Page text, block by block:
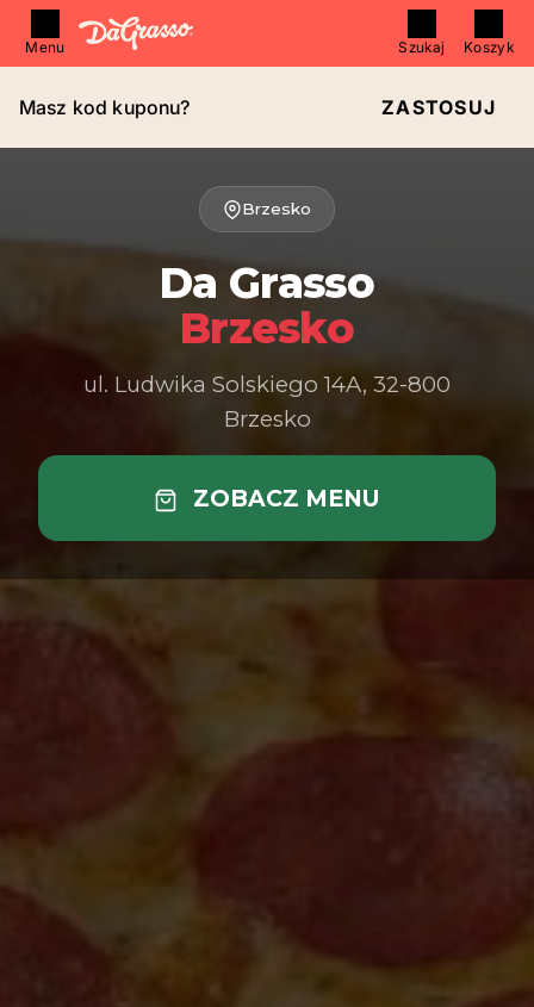
Menu Szukaj Koszyk
Masz kod kuponu? ZASTOSUJ
Brzesko
Da Grasso
Brzesko
ul. Ludwika Solskiego 14A, 32-800
Brzesko
ZOBACZ MENU